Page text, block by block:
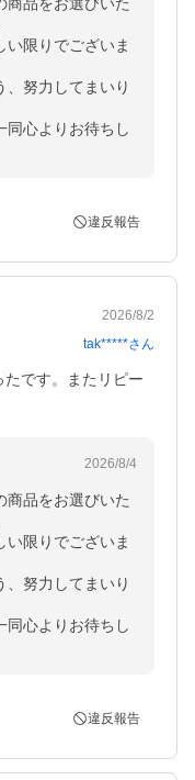
い限りでございま
、努力してまいり
同心よりお待ちし
違反報告
2026/8/2
tak*****さん
です。またリピー
2026/8/4
商品をお選びいた
い限りでございま
、努力してまいり
同心よりお待ちし
違反報告